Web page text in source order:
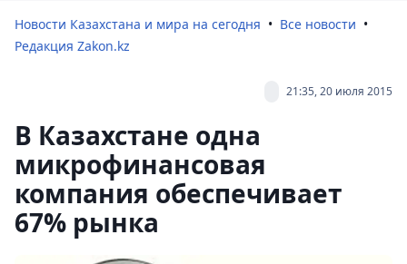
Новости Казахстана и мира на сегодня
Все новости
Редакция Zakon.kz
21:35, 20 июля 2015
В Казахстане одна
микрофинансовая
компания обеспечивает
67% рынка